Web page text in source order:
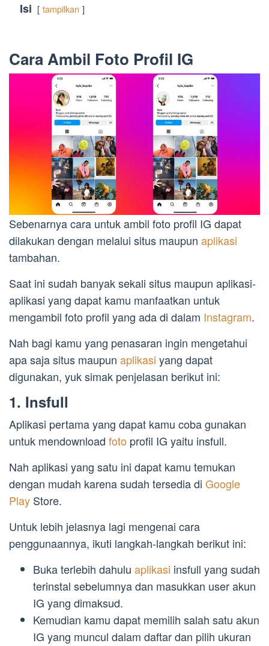
Isi tampilkan
Cara Ambil Foto Profil IG
Sebenarnya cara untuk ambil foto profil IG dapat
dilakukan dengan melalui situs maupun aplikasi
tambahan.
Saat ini sudah banyak sekali situs maupun aplikasi-
aplikasi yang dapat kamu manfaatkan untuk
mengambil foto profil yang ada di dalam Instagram.
Nah bagi kamu yang penasaran ingin mengetahui
apa saja situs maupun aplikasi yang dapat
digunakan, yuk simak penjelasan berikut ini:
1. Insfull
Aplikasi pertama yang dapat kamu coba gunakan
untuk mendownload foto profil IG yaitu insfull.
Nah aplikasi yang satu ini dapat kamu temukan
dengan mudah karena sudah tersedia di Google
Play Store.
Untuk lebih jelasnya lagi mengenai cara
penggunaannya, ikuti langkah-langkah berikut ini:
Buka terlebih dahulu aplikasi insfull yang sudah
terinstal sebelumnya dan masukkan user akun
IG yang dimaksud.
Kemudian kamu dapat memilih salah satu akun
IG yang muncul dalam daftar dan pilih ukuran